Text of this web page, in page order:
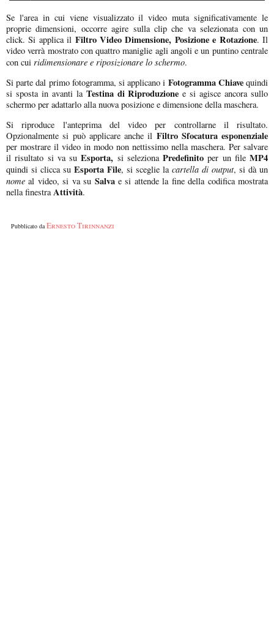
Se l'area in cui viene visualizzato il video muta significativamente le
proprie dimensioni, occorre agire sulla clip che va selezionata con un
click. Si applica il Filtro Video Dimensione, Posizione e Rotazione. Il
video verrà mostrato con quattro maniglie agli angoli e un puntino centrale
con cui ridimensionare e riposizionare lo schermo.
Si parte dal primo fotogramma, si applicano i Fotogramma Chiavequindi
si sposta in avanti la Testina di Riproduzione e si agisce ancora sullo
schermo per adattarlo alla nuova posizione e dimensione della maschera.
Si riproduce l'anteprima del video per controllarne il risultato.
Opzionalmente si può applicare anche il Filtro Sfocatura esponenziale
per mostrare il video in modo non nettissimo nella maschera. Per salvare
il risultato si va suEsporta, si selezionaPredefinito per un file MP4
quindi si clicca su Esporta File, si sceglie la cartella di output, si dà un
nome al video, si va su Salvae si attende la fine della codifica mostrata
nella finestraAttività.
Pubblicato da Ernesto Tirinnanzi